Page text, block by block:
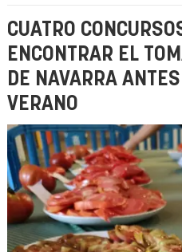
CUATRO
ENCONTRAR EL
DE NAVARRA
VERANO